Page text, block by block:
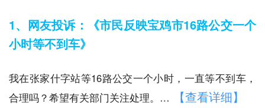
1、网友投诉：《市民反映宝鸡市16路公交一个
小时等不到车》
我在张家什字站等16路公交一个小时，一直等不到车，
合理吗？希望有关部门关注处理。…
【查看详细】